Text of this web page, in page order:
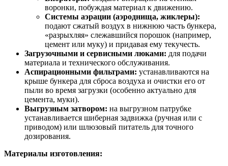
воронки, побуждая материал к движению.
Системы аэрации (аэроднища, жиклеры):
подают сжатый воздух в нижнюю часть бункера,
«разрыхляя» слежавшийся порошок (например,
цемент или муку) и придавая ему текучесть.
Загрузочными и сервисными люками: для подачи
материала и технического обслуживания.
Аспирационными фильтрами: устанавливаются на
крыше бункера для сброса воздуха и очистки его от
пыли во время загрузки (особенно актуально для
цемента, муки).
Выгрузным затвором: на выгрузном патрубке
устанавливается шиберная задвижка (ручная или с
приводом) или шлюзовый питатель для точного
дозирования.
Материалы изготовления: